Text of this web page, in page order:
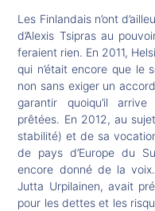
Les Finlandais n’ont
d’Alexis Tsipras au
feraient rien. En 2011,
qui n’était encore que le
non sans exiger un
garantir quoiqu’il
prêtées. En 2012, au
stabilité) et de sa
de pays d’Europe du
encore donné de la
Jutta Urpilainen, avait
pour les dettes et les